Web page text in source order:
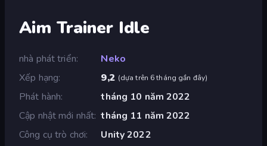
Aim Trainer Idle
nhà phát triển
Neko
Xếp hạng
9,2 (dựa trên 6 tháng gần đây)
Phát hành
tháng 10 năm 2022
Cập nhật mới nhất tháng 11 năm 2022
Công cụ trò chơi
Unity 2022